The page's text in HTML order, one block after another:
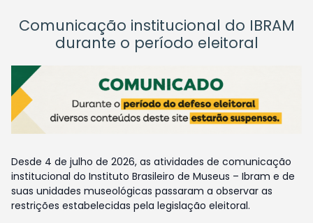
Comunicação institucional do IBRAM
durante o período eleitoral
Desde 4 de julho de 2026, as atividades de comunicação
institucional do Instituto Brasileiro de Museus – Ibram e de
suas unidades museológicas passaram a observar as
restrições estabelecidas pela legislação eleitoral.